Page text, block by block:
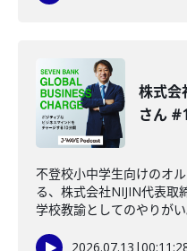
株式会
さん #1
不登校小中学生向けのオ
る、株式会社NIJIN代表取
学校教諭としてのやりがい
2026.07.13 |